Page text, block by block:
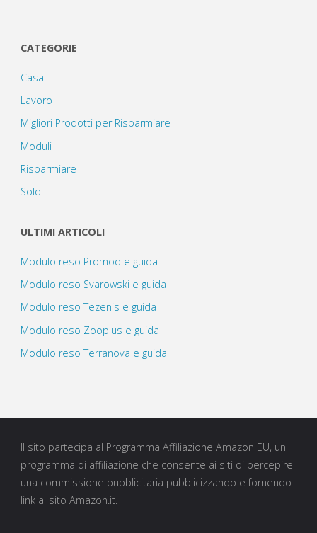
CATEGORIE
Casa
Lavoro
Migliori Prodotti per Risparmiare
Moduli
Risparmiare
Soldi
ULTIMI ARTICOLI
Modulo reso Promod e guida
Modulo reso Svarowski e guida
Modulo reso Tezenis e guida
Modulo reso Zooplus e guida
Modulo reso Terranova e guida
Il sito partecipa al Programma Affiliazione Amazon EU, un
programma di affiliazione che consente ai siti di percepire
una commissione pubblicitaria pubblicizzando e fornendo
link al sito Amazon.it.